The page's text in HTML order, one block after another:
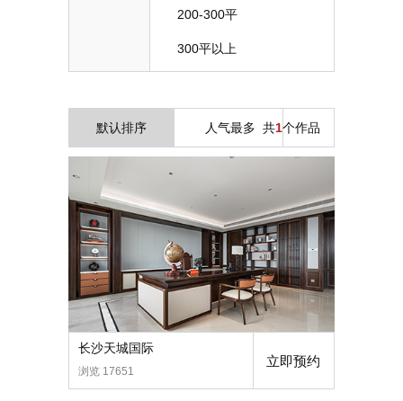
200-300平
300平以上
默认排序 人气最多 共1个作品
长沙天城国际
浏览 17651
立即预约